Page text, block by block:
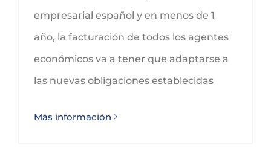
empresarial español y en menos de 1
año, la facturación de todos los agentes
económicos va a tener que adaptarse a
las nuevas obligaciones establecidas
Más información